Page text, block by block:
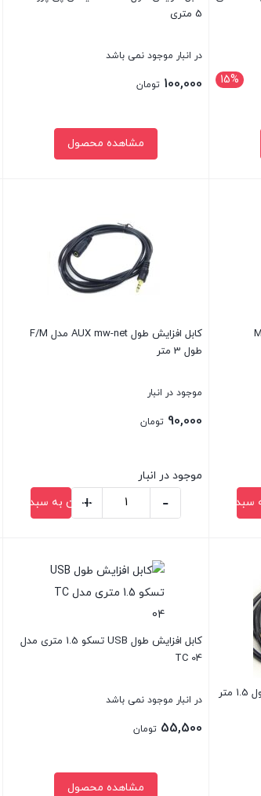
3
عدد
15%
5 متری
در انبار موجود نمی باشد
100,000 تومان
مشاهده محصول
سبد خرید
کابل افزایش طول AUX mw-net مدل F/M
طول 3 متر
موجود در انبار
90,000 تومان
موجود در انبار
mw-
مدل
متر
-
+
افزودن به سبد خرید
کابل افزایش طول USB تسکو 1.5 متری مدل
TC 04
در انبار موجود نمی باشد
55,500 تومان
مشاهده محصول